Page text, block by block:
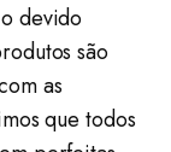
devido
são
as
que todos